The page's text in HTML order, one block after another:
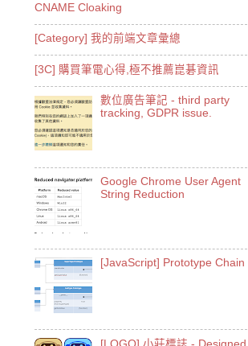
CNAME Cloaking
[Category] 我的前端文章彙總
[3C] 購買筆電心得,極不推薦崑碁資訊
數位廣告筆記 - third party
tracking, GDPR issue.
Google Chrome User Agent
String Reduction
[JavaScript] Prototype Chain